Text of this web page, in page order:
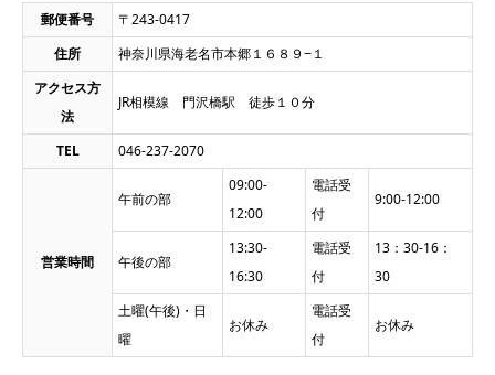
郵便番号
〒243-0417
住所
神奈川県海老名市本郷１６８９−１
アクセス方
法
JR相模線 門沢橋駅 徒歩１０分
TEL 046-237-2070
営業時間
午前の部
09:00-
12:00
電話受
付
9:00-12:00
午後の部
13:30-
16:30
電話受
付
13：30-16：
30
土曜(午後)・日
曜
お休み
電話受
付
お休み